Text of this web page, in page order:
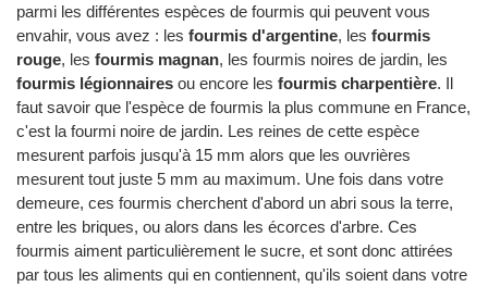
parmi les différentes espèces de fourmis qui peuvent vous
envahir, vous avez : les fourmis d'argentine, les fourmis
rouge, les fourmis magnan, les fourmis noires de jardin, les
fourmis légionnaires ou encore les fourmis charpentière. Il
faut savoir que l'espèce de fourmis la plus commune en France,
c'est la fourmi noire de jardin. Les reines de cette espèce
mesurent parfois jusqu'à 15 mm alors que les ouvrières
mesurent tout juste 5 mm au maximum. Une fois dans votre
demeure, ces fourmis cherchent d'abord un abri sous la terre,
entre les briques, ou alors dans les écorces d'arbre. Ces
fourmis aiment particulièrement le sucre, et sont donc attirées
par tous les aliments qui en contiennent, qu'ils soient dans votre